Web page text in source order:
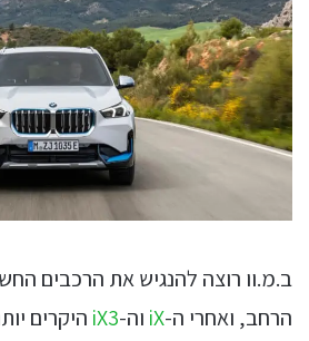
ב.מ.וו רוצה להנגיש את הרכבים
הרחב, ואחרי ה-iX וה-iX3 היקרים